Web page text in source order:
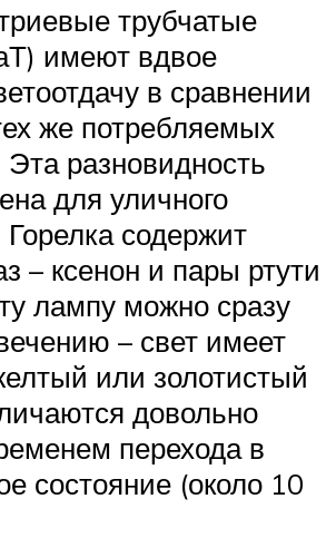
трубчатые
имеют вдвое
в сравнении
же потребляемых
разновидность
для уличного
содержит
– ксенон и пары ртути
лампу можно сразу
– свет имеет
или золотистый
довольно
перехода в
состояние (около 10